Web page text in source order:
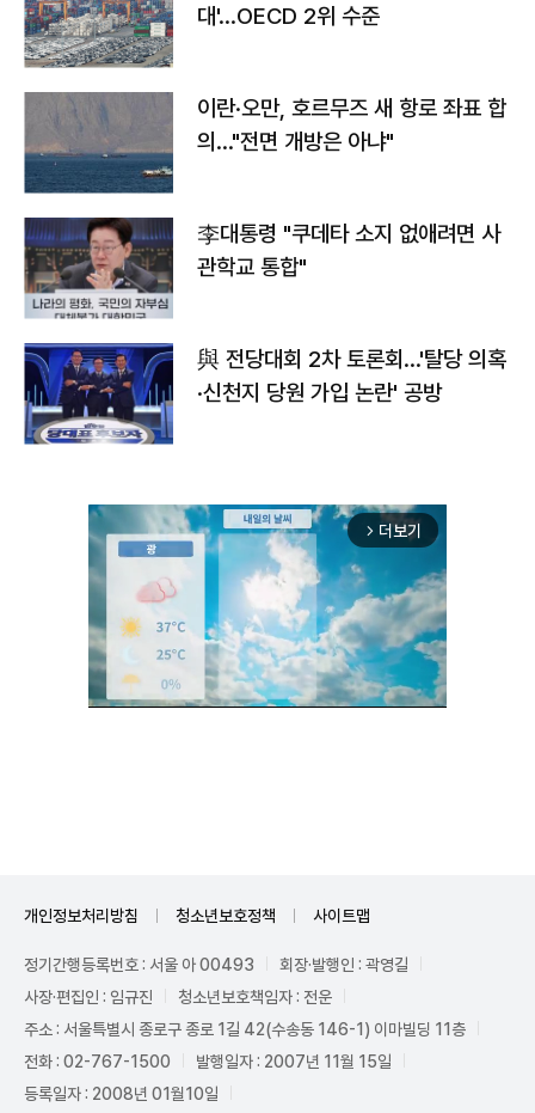
대'…OECD 2위 수준
이란·오만, 호르무즈 새 항로 좌표 합
의…"전면 개방은 아냐"
李대통령 "쿠데타 소지 없애려면 사
관학교 통합"
與 전당대회 2차 토론회…'탈당 의혹
·신천지 당원 가입 논란' 공방
arrow_forward_ios 더보기
개인정보처리방침 청소년보호정책 사이트맵
정기간행등록번호 : 서울 아 00493
회장·발행인 : 곽영길
사장·편집인 : 임규진
청소년보호책임자 : 전운
주소 : 서울특별시 종로구 종로 1길 42(수송동 146-1) 이마빌딩 11층
전화 : 02-767-1500
발행일자 : 2007년 11월 15일
등록일자 : 2008년 01월10일